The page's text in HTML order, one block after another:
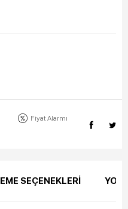
Fiyat Alarmı
SEÇENEKLERI